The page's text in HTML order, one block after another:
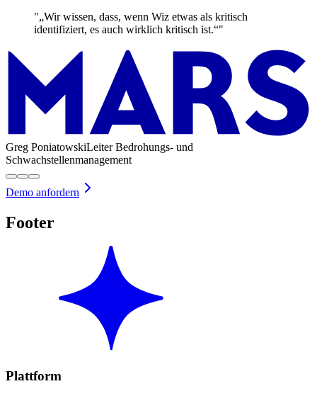
"„Wir wissen, dass, wenn Wiz etwas als kritisch
identifiziert, es auch wirklich kritisch ist.“"
Greg PoniatowskiLeiter Bedrohungs- und
Schwachstellenmanagement
Demo anfordern
Footer
Plattform